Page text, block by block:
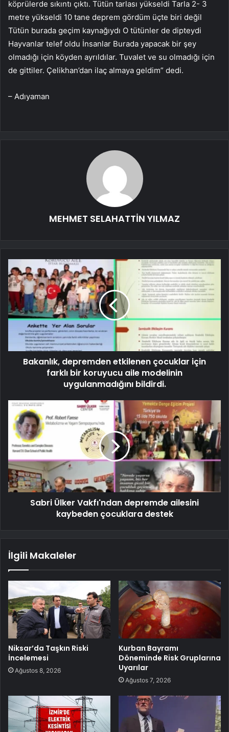
köprülerde sıkıntı çıktı. Tütün tarlası yükseldi Tarla 2- 3
metre yükseldi 10 tane deprem gördüm üçte biri değil
Tütün burada geçim kaynağıydı O tütünler de dipteydi
Hayvanlar telef oldu İnsanlar Burada yapacak bir şey
olmadığı için köyden ayrıldılar. Tuvalet ve su olmadığı için
de gittiler. Çelikhan’dan ilaç almaya geldim” dedi.
– Adıyaman
MEHMET SELAHATTİN YILMAZ
Bakanlık, depremden etkilenen çocuklar için
farklı bir koruyucu aile modelinin
uygulanmadığını bildirdi.
Sabri Ülker Vakfı'ndan depremde ailesini
kaybeden çocuklara destek
İlgili Makaleler
Niksar’da Taşkın Riski
İncelemesi
Ağustos 8, 2026
Kurban Bayramı
Döneminde Risk Gruplarına
Uyarılar
Ağustos 7, 2026